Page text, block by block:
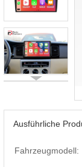
Ausführliche
Fahrzeugmodell: